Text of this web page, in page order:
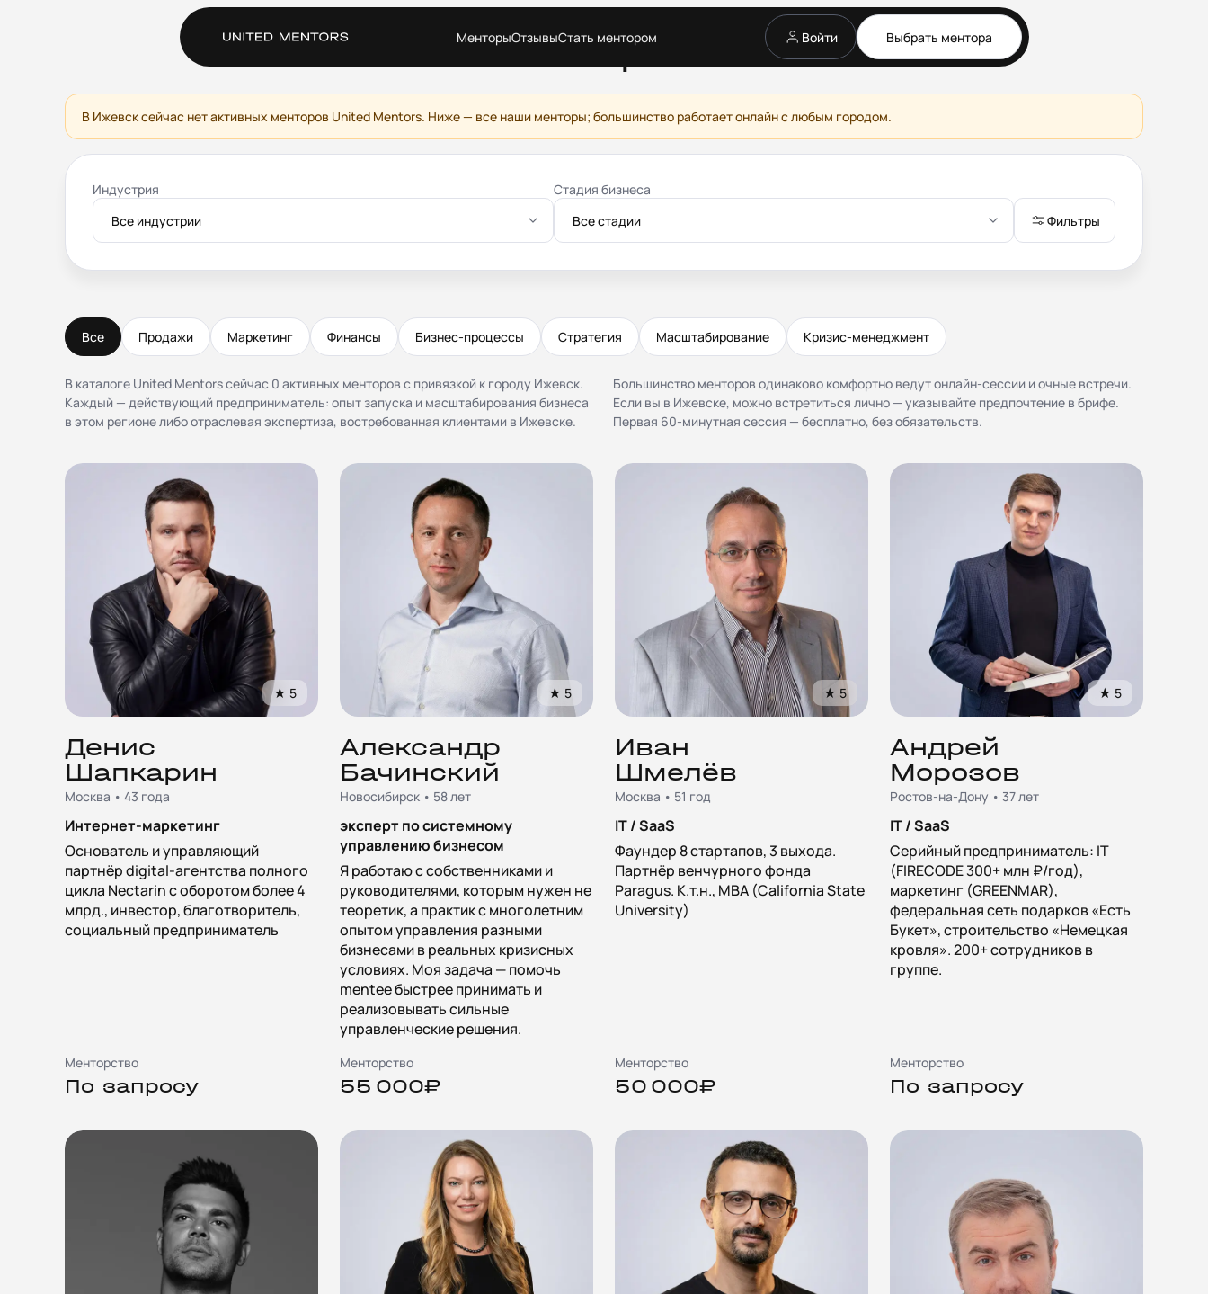
МенторыОтзывыСтать ментором Войти Выбрать ментора
Бизнес-ментор в Ижевске
В Ижевск сейчас нет активных менторов United Mentors. Ниже — все наши менторы; большинство работает онлайн с любым городом.
Индустрия
Все индустрии
Стадия бизнеса
Все стадии
Фильтры
Все Продажи Маркетинг Финансы Бизнес-процессы Стратегия Масштабирование Кризис-менеджмент
В каталоге United Mentors сейчас 0 активных менторов с привязкой к городу Ижевск.
Каждый — действующий предприниматель: опыт запуска и масштабирования бизнеса
в этом регионе либо отраслевая экспертиза, востребованная клиентами в Ижевске.
Большинство менторов одинаково комфортно ведут онлайн-сессии и очные встречи.
Если вы в Ижевске, можно встретиться лично — указывайте предпочтение в брифе.
Первая 60-минутная сессия — бесплатно, без обязательств.
★ 5
Денис
Шапкарин
Москва • 43 года
Интернет-маркетинг
Основатель и управляющий
партнёр digital-агентства полного
цикла Nectarin с оборотом более 4
млрд., инвестор, благотворитель,
социальный предприниматель
Менторство
По запросу
★ 5
Александр
Бачинский
Новосибирск • 58 лет
эксперт по системному
управлению бизнесом
Я работаю с собственниками и
руководителями, которым нужен не
теоретик, а практик с многолетним
опытом управления разными
бизнесами в реальных кризисных
условиях. Моя задача — помочь
mentee быстрее принимать и
реализовывать сильные
управленческие решения.
Менторство
55 000₽
★ 5
Иван
Шмелёв
Москва • 51 год
IT / SaaS
Фаундер 8 стартапов, 3 выхода.
Партнёр венчурного фонда
Paragus. К.т.н., MBA (California State
University)
Менторство
50 000₽
★ 5
Андрей
Морозов
Ростов-на-Дону • 37 лет
IT / SaaS
Серийный предприниматель: IT
(FIRECODE 300+ млн ₽/год),
маркетинг (GREENMAR),
федеральная сеть подарков «Есть
Букет», строительство «Немецкая
кровля». 200+ сотрудников в
группе.
Менторство
По запросу
Сервис
Отзывы
Стать ментором
Благотворительность
Журнал
Документы
конфиденциальности (NDA)
Политика конфиденциальности
данных
Согласие на обработку
персональных данных